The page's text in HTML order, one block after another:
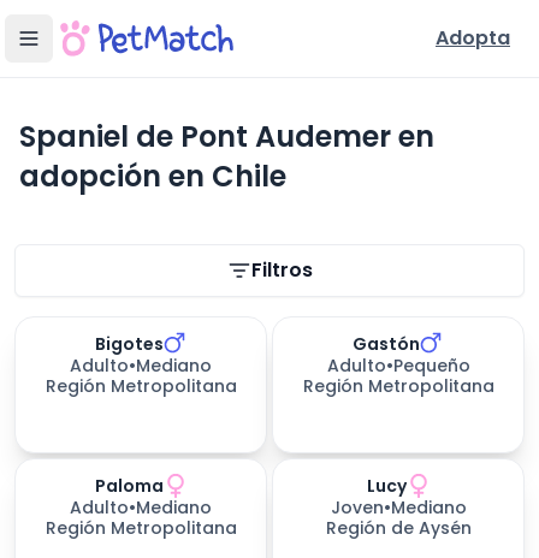
Adopta
Spaniel de Pont Audemer en
adopción en Chile
Filtros
Bigotes
Adulto•Mediano
Región Metropolitana
Gastón
Adulto•Pequeño
Región Metropolitana
Paloma
Adulto•Mediano
Región Metropolitana
Lucy
Joven•Mediano
Región de Aysén